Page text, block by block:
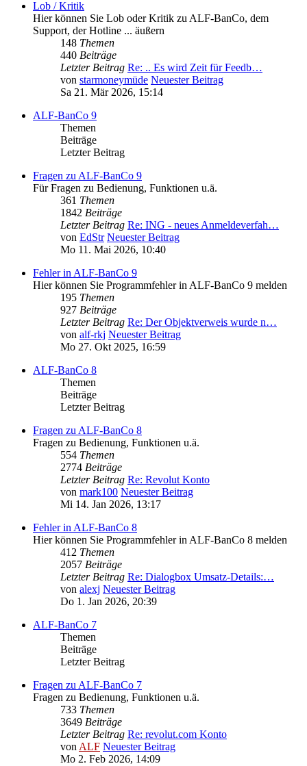
Lob / Kritik
Hier können Sie Lob oder Kritik zu ALF-BanCo, dem
Support, der Hotline ... äußern
148 Themen
440 Beiträge
Letzter Beitrag Re: .. Es wird Zeit für Feedb…
von starmoneymüde Neuester Beitrag
Sa 21. Mär 2026, 15:14
ALF-BanCo 9
Themen
Beiträge
Letzter Beitrag
Fragen zu ALF-BanCo 9
Für Fragen zu Bedienung, Funktionen u.ä.
361 Themen
1842 Beiträge
Letzter Beitrag Re: ING - neues Anmeldeverfah…
von EdStr Neuester Beitrag
Mo 11. Mai 2026, 10:40
Fehler in ALF-BanCo 9
Hier können Sie Programmfehler in ALF-BanCo 9 melden
195 Themen
927 Beiträge
Letzter Beitrag Re: Der Objektverweis wurde n…
von alf-rkj Neuester Beitrag
Mo 27. Okt 2025, 16:59
ALF-BanCo 8
Themen
Beiträge
Letzter Beitrag
Fragen zu ALF-BanCo 8
Fragen zu Bedienung, Funktionen u.ä.
554 Themen
2774 Beiträge
Letzter Beitrag Re: Revolut Konto
von mark100 Neuester Beitrag
Mi 14. Jan 2026, 13:17
Fehler in ALF-BanCo 8
Hier können Sie Programmfehler in ALF-BanCo 8 melden
412 Themen
2057 Beiträge
Letzter Beitrag Re: Dialogbox Umsatz-Details:…
von alexj Neuester Beitrag
Do 1. Jan 2026, 20:39
ALF-BanCo 7
Themen
Beiträge
Letzter Beitrag
Fragen zu ALF-BanCo 7
Fragen zu Bedienung, Funktionen u.ä.
733 Themen
3649 Beiträge
Letzter Beitrag Re: revolut.com Konto
vonALF Neuester Beitrag
Mo 2. Feb 2026, 14:09